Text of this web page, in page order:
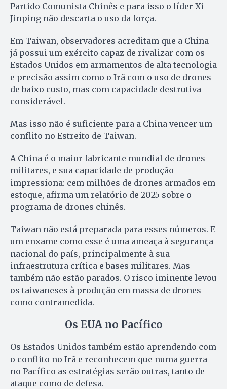
Partido Comunista Chinês e para isso o líder Xi
Jinping não descarta o uso da força.
Em Taiwan, observadores acreditam que a China
já possui um exército capaz de rivalizar com os
Estados Unidos em armamentos de alta tecnologia
e precisão assim como o Irã com o uso de drones
de baixo custo, mas com capacidade destrutiva
considerável.
Mas isso não é suficiente para a China vencer um
conflito no Estreito de Taiwan.
A China é o maior fabricante mundial de drones
militares, e sua capacidade de produção
impressiona: cem milhões de drones armados em
estoque, afirma um relatório de 2025 sobre o
programa de drones chinês.
Taiwan não está preparada para esses números. E
um enxame como esse é uma ameaça à segurança
nacional do país, principalmente à sua
infraestrutura crítica e bases militares. Mas
também não estão parados. O risco iminente levou
os taiwaneses à produção em massa de drones
como contramedida.
Os EUA no Pacífico
Os Estados Unidos também estão aprendendo com
o conflito no Irã e reconhecem que numa guerra
no Pacífico as estratégias serão outras, tanto de
ataque como de defesa.